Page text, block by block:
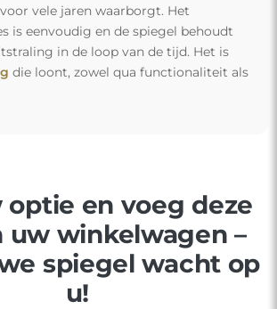
vele jaren waarborgt. Het
is eenvoudig en de spiegel behoudt
in de loop van de tijd. Het is
die loont, zowel qua functionaliteit als
optie en voeg deze
uw winkelwagen –
spiegel wacht op
u!